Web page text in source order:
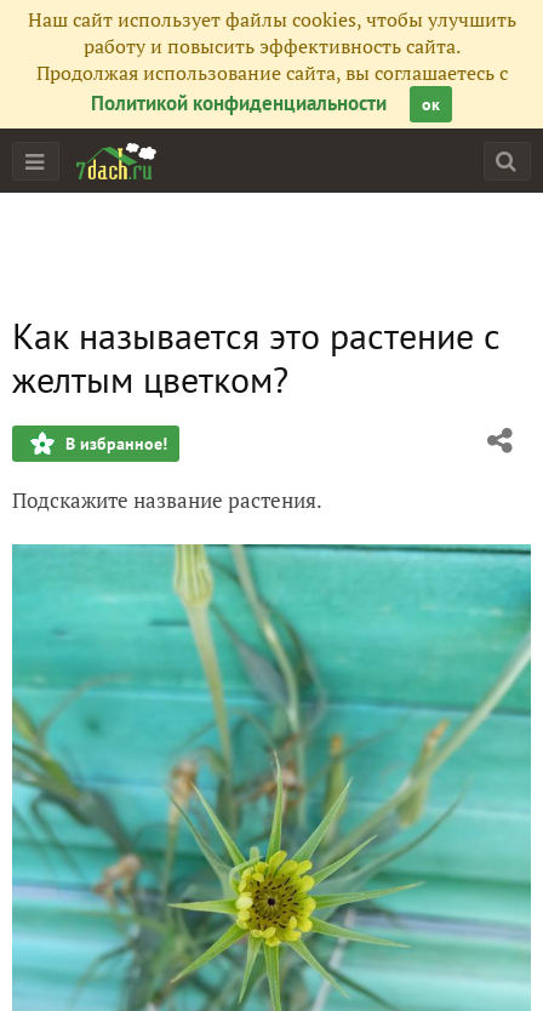
Наш сайт использует файлы cookies, чтобы улучшить
работу и повысить эффективность сайта.
Продолжая использование сайта, вы соглашаетесь с
Политикой конфиденциальности
ок
Как называется это растение с
желтым цветком?
В избранное!
Подскажите название растения.